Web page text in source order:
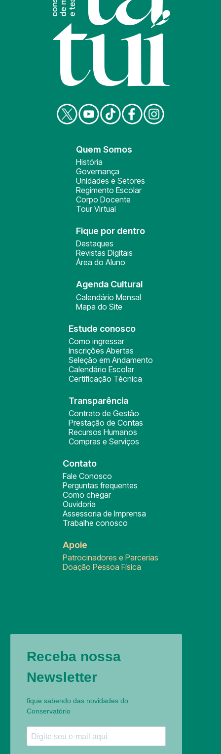
Quem Somos
História
Governança
Unidades e Setores
Regimento Escolar
Corpo Docente
Tour Virtual
Fique por dentro
Destaques
Revistas Digitais
Área do Aluno
Agenda Cultural
Calendário Mensal
Mapa do Site
Estude conosco
Como ingressar
Inscrições Abertas
Seleção em Andamento
Calendário Escolar
Certificação Técnica
Transparência
Contrato de Gestão
Prestação de Contas
Recursos Humanos
Compras e Serviços
Contato
Fale Conosco
Perguntas frequentes
Como chegar
Ouvidoria
Assessoria de Imprensa
Trabalhe conosco
Apoie
Patrocinadores e Parcerias
Doação Pessoa Física